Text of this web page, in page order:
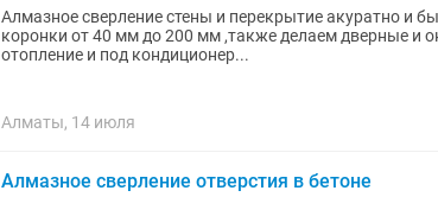
Алмазное сверление стены и перекрытие акуратно и
коронки от 40 мм до 200 мм ,также делаем дверные и
отопление и под кондиционер...
Алматы, 14 июля
Алмазное сверление отверстия в бетоне